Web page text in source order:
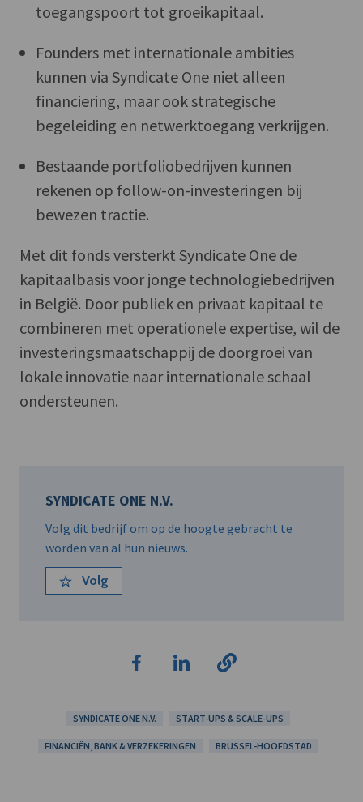
toegangspoort tot groeikapitaal.
Founders met internationale ambities
kunnen via Syndicate One niet alleen
financiering, maar ook strategische
begeleiding en netwerktoegang verkrijgen.
Bestaande portfolio­bedrijven kunnen
rekenen op follow-on-investeringen bij
bewezen tractie.
Met dit fonds versterkt Syndicate One de
kapitaalbasis voor jonge technologiebedrijven
in België. Door publiek en privaat kapitaal te
combineren met operationele expertise, wil de
investeringsmaatschappij de doorgroei van
lokale innovatie naar internationale schaal
ondersteunen.
SYNDICATE ONE N.V.
Volg dit bedrijf om op de hoogte gebracht te
worden van al hun nieuws.
Volg
SYNDICATE ONE N.V. START-UPS & SCALE-UPS
FINANCIËN, BANK & VERZEKERINGEN BRUSSEL-HOOFDSTAD